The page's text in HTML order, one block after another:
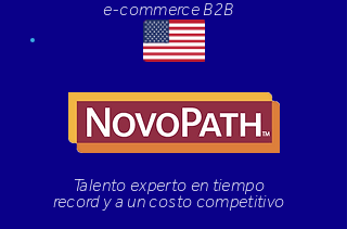
e-commerce B2B
Talento experto en tiempo
record y a un costo competitivo